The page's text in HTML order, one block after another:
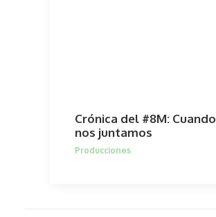
Crónica del #8M: Cuando
nos juntamos
Producciones